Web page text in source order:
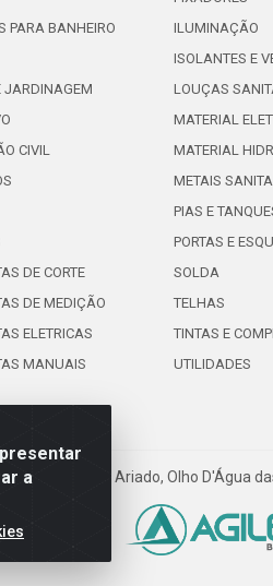
a
PARA BANHEIRO
JARDINAGEM
CIVIL
DE CORTE
DE MEDIÇÃO
ELETRICAS
MANUAIS
ILUMINAÇÃO
ISOLANTES E
LOUÇAS
MATERIAL
MATERIAL
METAIS
PIAS E
PORTAS E
SOLDA
TELHAS
TINTAS E
UTILIDADES
Leite, 265 - Ariado, Olho D'Água